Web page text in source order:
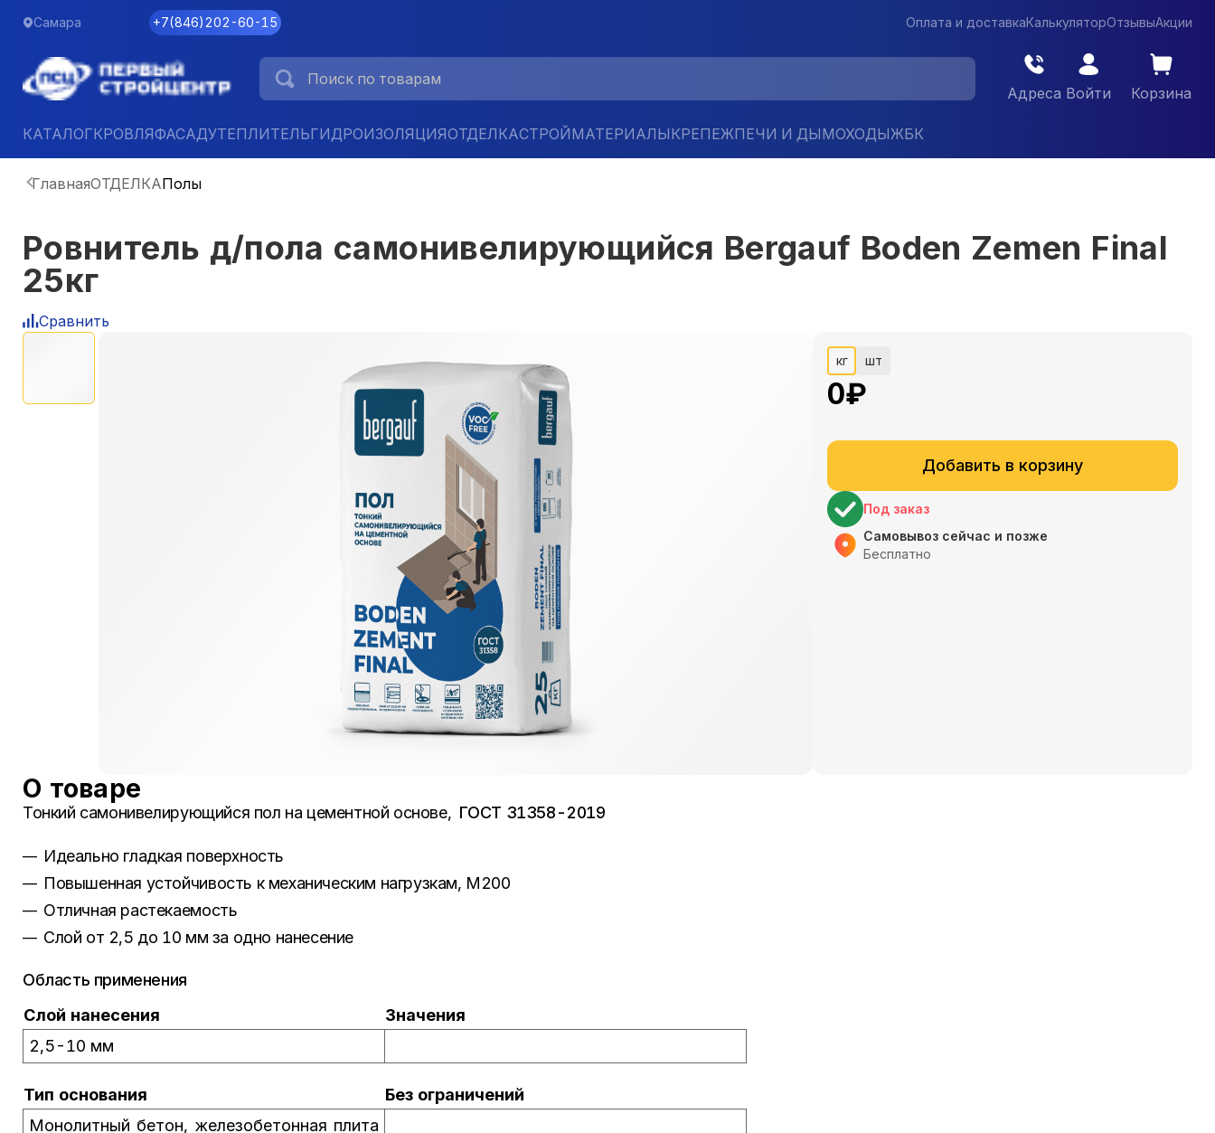
Самара +7(846)202-60-15 Оплата и доставкаКалькуляторОтзывыАкции
Адреса Войти Корзина
КАТАЛОГКРОВЛЯФАСАДУТЕПЛИТЕЛЬГИДРОИЗОЛЯЦИЯОТДЕЛКАСТРОЙМАТЕРИАЛЫКРЕПЕЖПЕЧИ И ДЫМОХОДЫЖБК
ГлавнаяОТДЕЛКАПолы
Ровнитель д/пола самонивелирующийся Bergauf Boden Zemen Final
25кг
Сравнить
кг шт
0₽
Добавить в корзину
Под заказ
Самовывоз сейчас и позже
Бесплатно
О товаре
Тонкий самонивелирующийся пол на цементной основе, ГОСТ 31358-2019
Идеально гладкая поверхность
Повышенная устойчивость к механическим нагрузкам, М200
Отличная растекаемость
Слой от 2,5 до 10 мм за одно нанесение
Область применения
Слой нанесения
Значения
2,5-10 мм
Тип основания
Без ограничений
Монолитный бетон, железобетонная плита